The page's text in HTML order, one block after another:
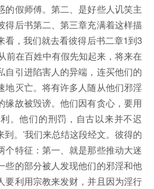
的假师傅。第二、是好些人讥笑主
得后书第二、第三章充满着这样描
看，我们就去看彼得后书二章1到3
前在百姓中有假先知起来，将来在
自引进陷害人的异端，连买他们的
地灭亡。将有许多人随从他们邪淫
缘故被毁谤。他们因有贪心，要用
。他们的刑罚，自古以来并不迟
。’我们来总结这段经文。彼得的
个特征：第一、就是那些推动大迷
些的部分被人发现他们的邪淫和他
要利用宗教来发财，并且因为淫行